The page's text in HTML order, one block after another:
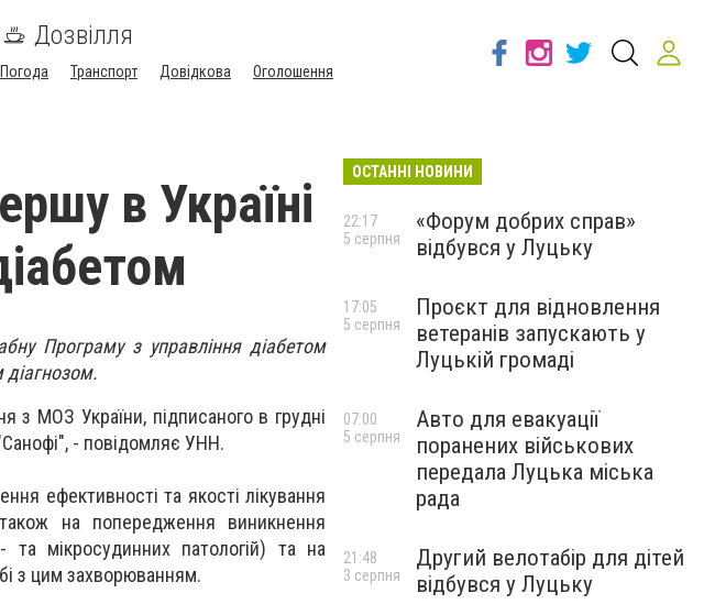
Дозвілля
Погода Транспорт Довідкова Оголошення
в Україні
Програму з управління діабетом
діагнозом.
з МОЗ України, підписаного в грудні
- повідомляє УНН.
ефективності та якості лікування
на попередження виникнення
мікросудинних патологій) та на
з цим захворюванням.
ОСТАННІ НОВИНИ
«Форум добрих справ»
відбувся у Луцьку
22:17
5 серпня
Проєкт для відновлення
ветеранів запускають у
Луцькій громаді
17:05
5 серпня
Авто для евакуації
поранених військових
передала Луцька міська
рада
07:00
5 серпня
Другий велотабір для дітей
відбувся у Луцьку
21:48
3 серпня